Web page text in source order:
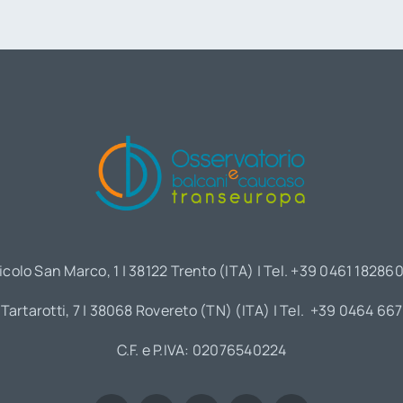
San Marco, 1 | 38122 Trento (ITA) | Tel. +39 0461
7 | 38068 Rovereto (TN) (ITA) | Tel. +39 0464
C.F. e P.IVA: 02076540224